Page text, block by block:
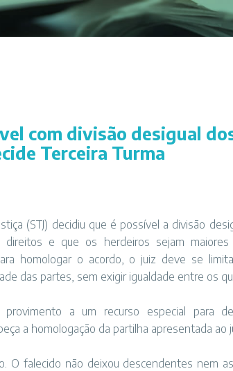
com divisão desigual
Terceira Turma
(STJ) decidiu que é possível a divisão
e que os herdeiros sejam
homologar o acordo, o juiz deve se
das partes, sem exigir igualdade entre os
a um recurso especial para
a homologação da partilha apresentada ao
O falecido não deixou descendentes nem